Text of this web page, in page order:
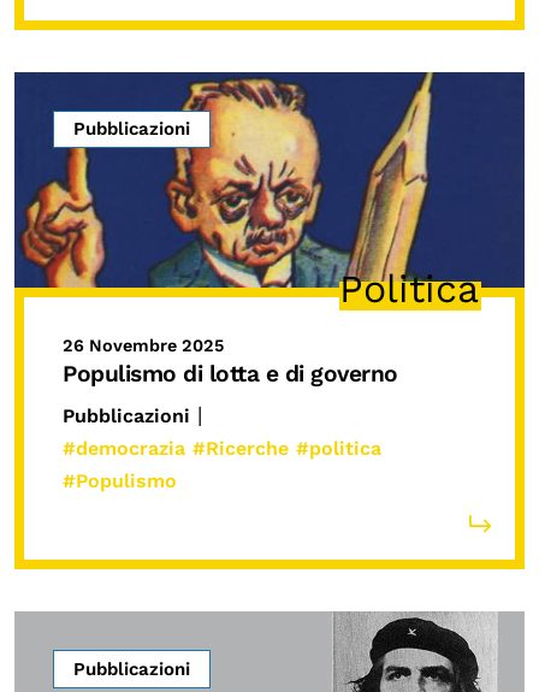
Pubblicazioni
Politica
26 Novembre 2025
Populismo di lotta e di governo
Pubblicazioni |
#democrazia #Ricerche #politica
#Populismo
Pubblicazioni